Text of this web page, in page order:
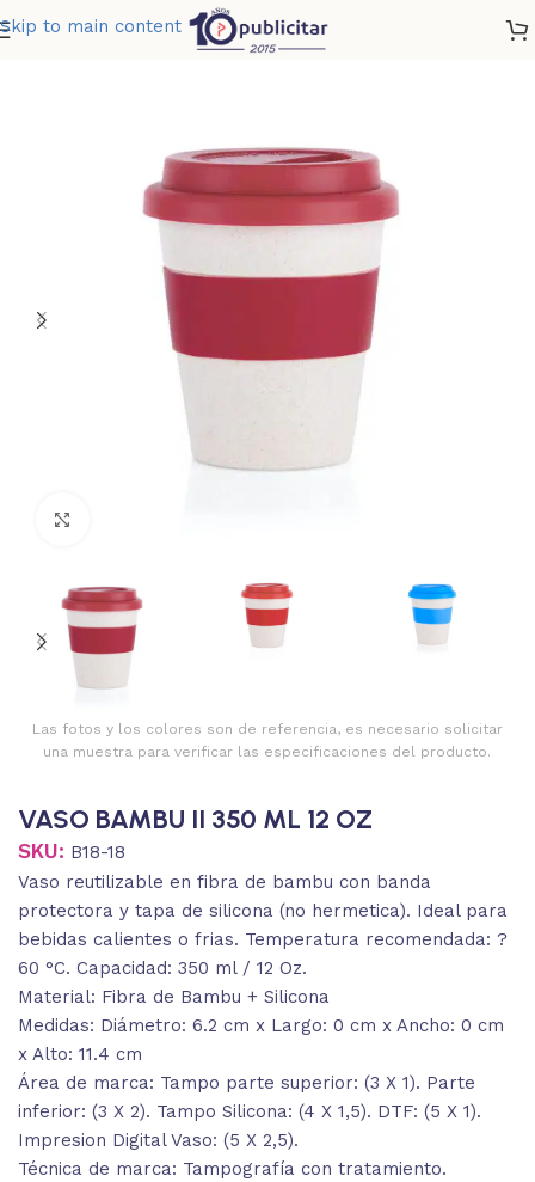
Skip to main content
VASO BAMBU II 350 ML 12 OZ
Las fotos y los colores son de referencia, es necesario solicitar
una muestra para verificar las especificaciones del producto.
VASO BAMBU II 350 ML 12 OZ
SKU: B18-18
Vaso reutilizable en fibra de bambu con banda
protectora y tapa de silicona (no hermetica). Ideal para
bebidas calientes o frias. Temperatura recomendada: ?
60 °C. Capacidad: 350 ml / 12 Oz.
Material: Fibra de Bambu + Silicona
Medidas: Diámetro: 6.2 cm x Largo: 0 cm x Ancho: 0 cm
x Alto: 11.4 cm
Área de marca: Tampo parte superior: (3 X 1). Parte
inferior: (3 X 2). Tampo Silicona: (4 X 1,5). DTF: (5 X 1).
Impresion Digital Vaso: (5 X 2,5).
Técnica de marca: Tampografía con tratamiento.